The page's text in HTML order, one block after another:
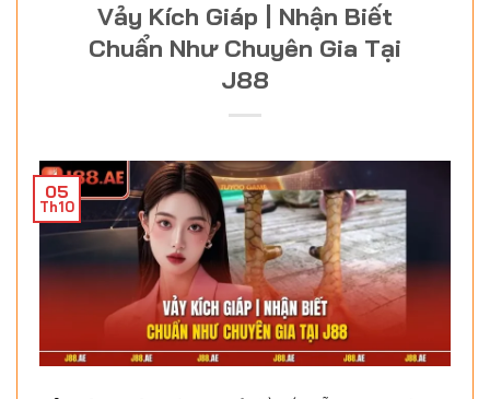
Vảy Kích Giáp | Nhận Biết
Chuẩn Như Chuyên Gia Tại
J88
05
Th10